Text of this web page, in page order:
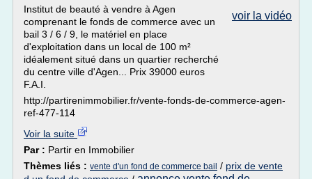
voir la vidéo
Institut de beauté à vendre à Agen
comprenant le fonds de commerce avec un
bail 3 / 6 / 9, le matériel en place
d'exploitation dans un local de 100 m²
idéalement situé dans un quartier recherché
du centre ville d'Agen... Prix 39000 euros
F.A.I.
http://partirenimmobilier.fr/vente-fonds-de-commerce-agen-
ref-477-114
Voir la suite
Par : Partir en Immobilier
Thèmes liés : vente d'un fond de commerce bail / prix de vente